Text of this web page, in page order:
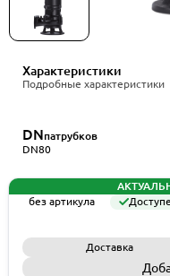
Характеристики
Подробные характеристики
DNпатрубков
DN80
без артикула
Доставка